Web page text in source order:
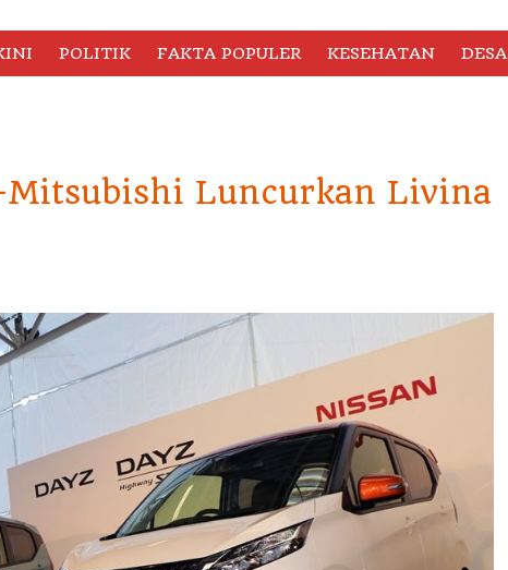
POLITIK FAKTA POPULER KESEHATAN DESA
Luncurkan Livina